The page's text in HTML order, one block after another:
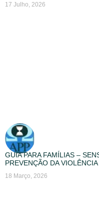
17 Julho, 2026
GUIA PARA FAMÍLIAS –
PREVENÇÃO DA VIOLÊNCIA
18 Março, 2026